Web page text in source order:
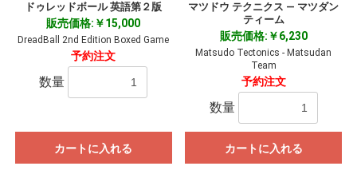
ドゥレッドボール 英語第２版
販売価格:￥15,000
DreadBall 2nd Edition Boxed Game
予約注文
数量
カートに入れる
マツドウ テクニクス ― マツダン
ティーム
販売価格:￥6,230
Matsudo Tectonics - Matsudan
Team
予約注文
数量
カートに入れる